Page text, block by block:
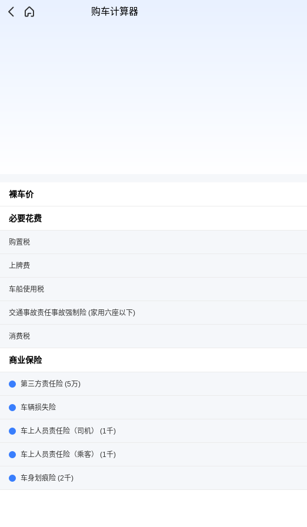
购车计算器
裸车价
必要花费
购置税
上牌费
车船使用税
交通事故责任事故强制险 (家用六座以下)
消费税
商业保险
第三方责任险 (5万)
车辆损失险
车上人员责任险（司机） (1千)
车上人员责任险（乘客） (1千)
车身划痕险 (2千)